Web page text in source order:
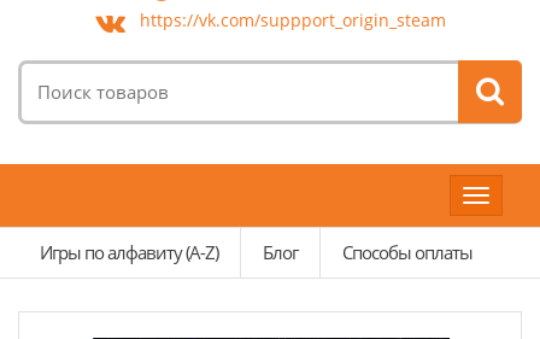
https://vk.com/suppport_origin_steam
товаров:
Toggle
Игры по алфавиту (A-Z)
Блог Способы оплаты